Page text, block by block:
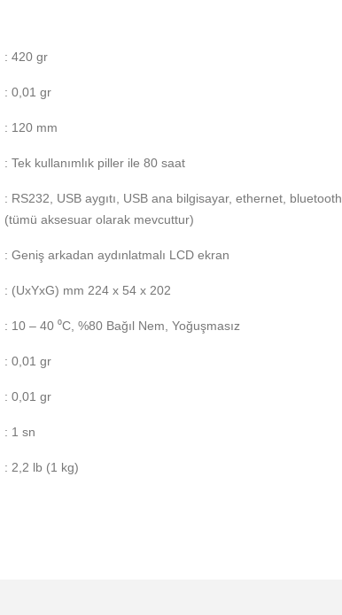
: 420 gr
: 0,01 gr
: 120 mm
: Tek kullanımlık piller ile 80 saat
: RS232, USB aygıtı, USB ana bilgisayar, ethernet, bluetooth
(tümü aksesuar olarak mevcuttur)
: Geniş arkadan aydınlatmalı LCD ekran
: (UxYxG) mm 224 x 54 x 202
: 10 – 40 ⁰C, %80 Bağıl Nem, Yoğuşmasız
: 0,01 gr
: 0,01 gr
: 1 sn
: 2,2 lb (1 kg)